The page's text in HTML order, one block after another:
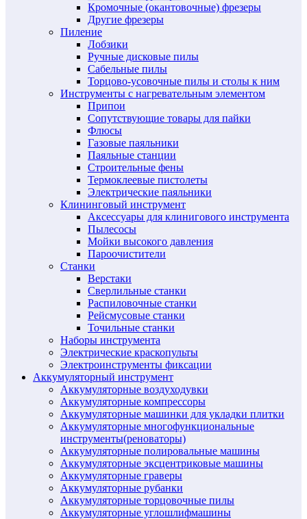
Кромочные (окантовочные) фрезеры
Другие фрезеры
Пиление
Лобзики
Ручные дисковые пилы
Сабельные пилы
Торцово-усовочные пилы и столы к ним
Инструменты с нагревательным элементом
Припои
Сопутствующие товары для пайки
Флюсы
Газовые паяльники
Паяльные станции
Строительные фены
Термоклеевые пистолеты
Электрические паяльники
Клининговый инструмент
Аксессуары для клинигового инструмента
Пылесосы
Мойки высокого давления
Пароочистители
Станки
Верстаки
Сверлильные станки
Распиловочные станки
Рейсмусовые станки
Точильные станки
Наборы инструмента
Электрические краскопульты
Электроинструменты фиксации
Аккумуляторный инструмент
Аккумуляторные воздуходувки
Аккумуляторные компрессоры
Аккумуляторные машинки для укладки плитки
Аккумуляторные многофункциональные
инструменты(реноваторы)
Аккумуляторные полировальные машины
Аккумуляторные эксцентриковые машины
Аккумуляторные граверы
Аккумуляторные рубанки
Аккумуляторные торцовочные пилы
Аккумуляторные углошлифмашины